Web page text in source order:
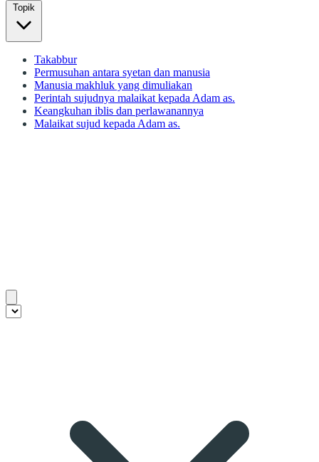
Topik
Takabbur
Permusuhan antara syetan dan manusia
Manusia makhluk yang dimuliakan
Perintah sujudnya malaikat kepada Adam as.
Keangkuhan iblis dan perlawanannya
Malaikat sujud kepada Adam as.